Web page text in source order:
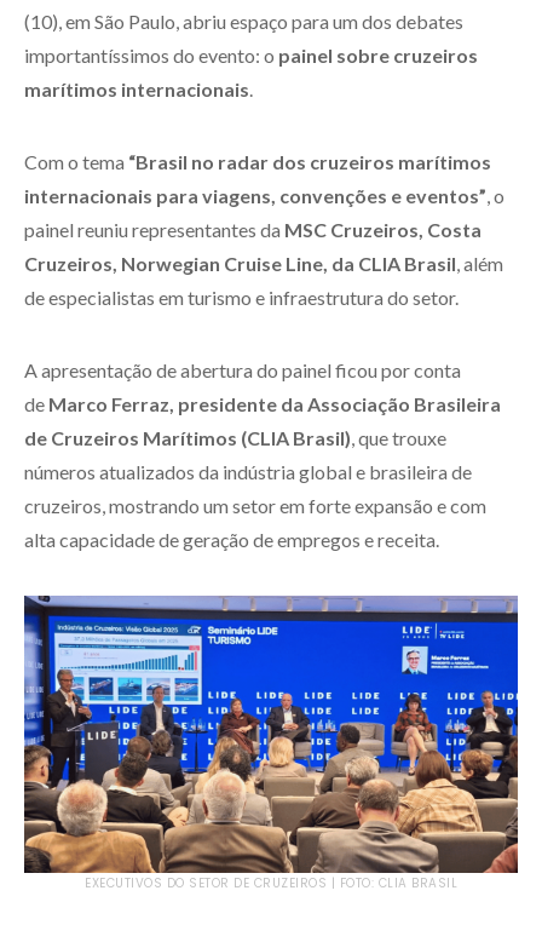
(10), em São Paulo, abriu espaço para um dos debates
importantíssimos do evento: o painel sobre cruzeiros
marítimos internacionais
Com o tema “Brasil no radar dos cruzeiros marítimos
internacionais para viagens, convenções e eventos” , o
painel reuniu representantes da MSC Cruzeiros, Costa
Cruzeiros, Norwegian Cruise Line, da CLIA Brasil , além
de especialistas em turismo e infraestrutura do setor.
A apresentação de abertura do painel ficou por conta
de Marco Ferraz, presidente da Associação Brasileira
de Cruzeiros Marítimos (CLIA Brasil) , que trouxe
números atualizados da indústria global e brasileira de
cruzeiros, mostrando um setor em forte expansão e com
alta capacidade de geração de empregos e receita.
EXECUTIVOS DO SETOR DE CRUZEIROS | FOTO: CLIA BRASIL